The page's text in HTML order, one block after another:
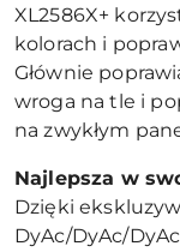
XL2586X+
kolorach i
Głównie
wroga na tle i
na zwykłym
Najlepsza w
Dzięki
DyAc/DyAc/